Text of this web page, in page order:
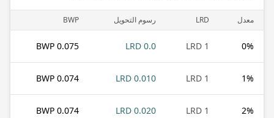
معدل LRD رسوم التحويل BWP
0%
1 LRD
0.0 LRD
0.075 BWP
1%
1 LRD
0.010 LRD
0.074 BWP
2%
1 LRD
0.020 LRD
0.074 BWP